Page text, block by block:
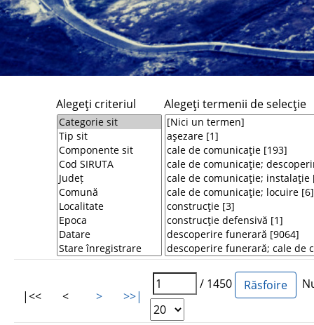
Alegeţi criteriul Alegeţi termenii de selecţie
|<< < > >>|
/ 1450